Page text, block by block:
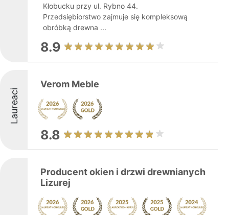
Kłobucku przy ul. Rybno 44.
Przedsiębiorstwo zajmuje się kompleksową
obróbką drewna ...
8.9
Laureaci
Verom Meble
8.8
Producent okien i drzwi drewnianych
Lizurej